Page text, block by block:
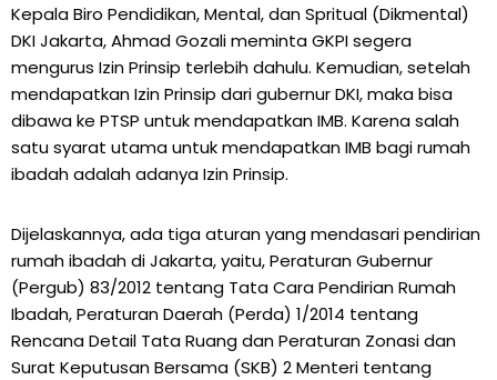
Kepala Biro Pendidikan, Mental, dan Spritual (Dikmental)
DKI Jakarta, Ahmad Gozali meminta GKPI segera
mengurus Izin Prinsip terlebih dahulu. Kemudian, setelah
mendapatkan Izin Prinsip dari gubernur DKI, maka bisa
dibawa ke PTSP untuk mendapatkan IMB. Karena salah
satu syarat utama untuk mendapatkan IMB bagi rumah
ibadah adalah adanya Izin Prinsip.
Dijelaskannya, ada tiga aturan yang mendasari pendirian
rumah ibadah di Jakarta, yaitu, Peraturan Gubernur
(Pergub) 83/2012 tentang Tata Cara Pendirian Rumah
Ibadah, Peraturan Daerah (Perda) 1/2014 tentang
Rencana Detail Tata Ruang dan Peraturan Zonasi dan
Surat Keputusan Bersama (SKB) 2 Menteri tentang